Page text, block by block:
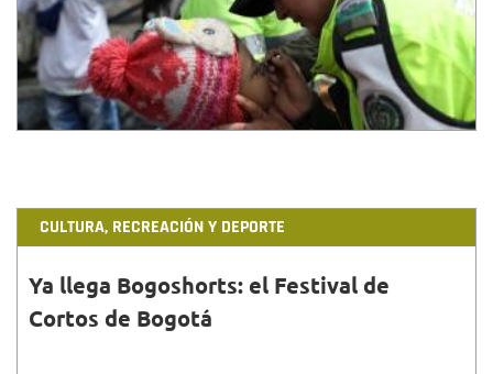
de los Mártires, donde se beneficiaron más de 7.000
personas luego de la operación Penumbra....
CULTURA, RECREACIÓN Y DEPORTE
Ya llega Bogoshorts: el Festival de
Cortos de Bogotá